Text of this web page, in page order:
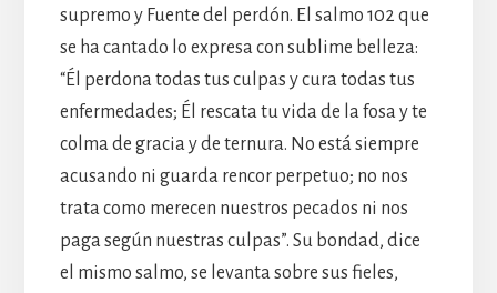
supremo y Fuente del perdón. El salmo 102 que
se ha cantado lo expresa con sublime belleza:
“Él perdona todas tus culpas y cura todas tus
enfermedades; Él rescata tu vida de la fosa y te
colma de gracia y de ternura. No está siempre
acusando ni guarda rencor perpetuo; no nos
trata como merecen nuestros pecados ni nos
paga según nuestras culpas”. Su bondad, dice
el mismo salmo, se levanta sobre sus fieles,